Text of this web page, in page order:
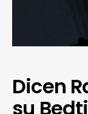
Dicen
su